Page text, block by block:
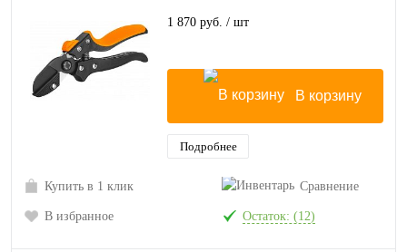
1 870 руб. / шт
В корзину
Подробнее
Купить в 1 клик Сравнение
В избранное Остаток: (12)